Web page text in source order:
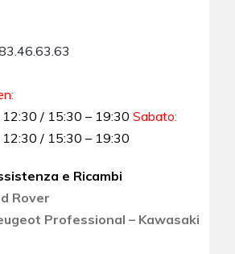
/ 15:30 – 19:30 Sabato:
/ 15:30 – 19:30
e Ricambi
Rover
Professional – Kawasaki